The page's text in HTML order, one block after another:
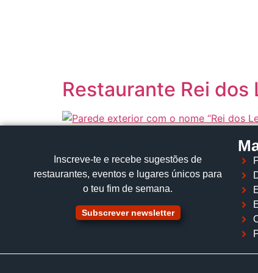
Restaurante Rei
Inscreve‑te e recebe sugestões de
restaurantes, eventos e lugares únicos para
o teu fim de semana.
Subscrever newsletter